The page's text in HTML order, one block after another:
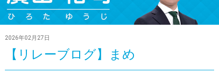
2026年02月27日
【リレーブログ】まめ